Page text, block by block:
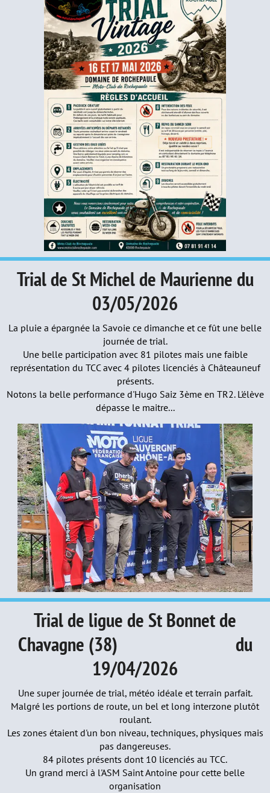
Trial de St Michel de Maurienne du
03/05/2026
La pluie a épargnée la Savoie ce dimanche et ce fût une belle
journée de trial.
Une belle participation avec 81 pilotes mais une faible
représentation du TCC avec 4 pilotes licenciés à Châteauneuf
présents.
Notons la belle performance d'Hugo Saiz 3ème en TR2. L'élève
dépasse le maitre...
Trial de ligue de St Bonnet de
Chavagne (38) du
19/04/2026
Une super journée de trial, météo idéale et terrain parfait.
Malgré les portions de route, un bel et long interzone plutôt
roulant.
Les zones étaient d'un bon niveau, techniques, physiques mais
pas dangereuses.
84 pilotes présents dont 10 licenciés au TCC.
Un grand merci à l'ASM Saint Antoine pour cette belle
organisation